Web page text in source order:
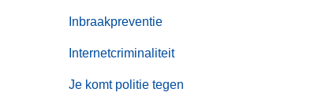
Inbraakpreventie
Internetcriminaliteit
Je komt politie tegen